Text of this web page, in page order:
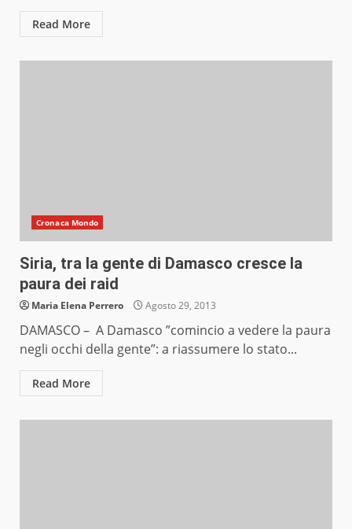
Read More
Cronaca Mondo
Siria, tra la gente di Damasco cresce la
paura dei raid
Maria Elena Perrero Agosto 29, 2013
DAMASCO – A Damasco ”comincio a vedere la paura
negli occhi della gente”: a riassumere lo stato...
Read More